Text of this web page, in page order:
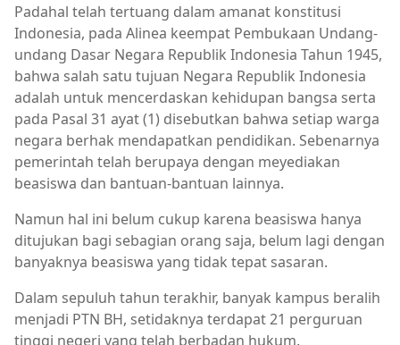
Padahal telah tertuang dalam amanat konstitusi
Indonesia, pada Alinea keempat Pembukaan Undang-
undang Dasar Negara Republik Indonesia Tahun 1945,
bahwa salah satu tujuan Negara Republik Indonesia
adalah untuk mencerdaskan kehidupan bangsa serta
pada Pasal 31 ayat (1) disebutkan bahwa setiap warga
negara berhak mendapatkan pendidikan. Sebenarnya
pemerintah telah berupaya dengan meyediakan
beasiswa dan bantuan-bantuan lainnya.
Namun hal ini belum cukup karena beasiswa hanya
ditujukan bagi sebagian orang saja, belum lagi dengan
banyaknya beasiswa yang tidak tepat sasaran.
Dalam sepuluh tahun terakhir, banyak kampus beralih
menjadi PTN BH, setidaknya terdapat 21 perguruan
tinggi negeri yang telah berbadan hukum.